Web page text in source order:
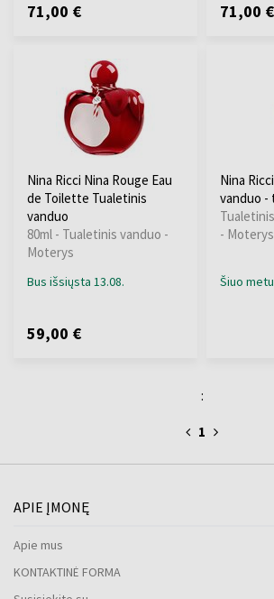
71,00 € 71,00 €
Nina Ricci Nina Rouge Eau
de Toilette Tualetinis
vanduo
80ml - Tualetinis vanduo -
Moterys
Bus išsiųsta 13.08.
59,00 €
Nina
vanduo -
- Moterys
Šiuo
:
1
APIE ĮMONĘ
Apie mus
KONTAKTINĖ FORMA